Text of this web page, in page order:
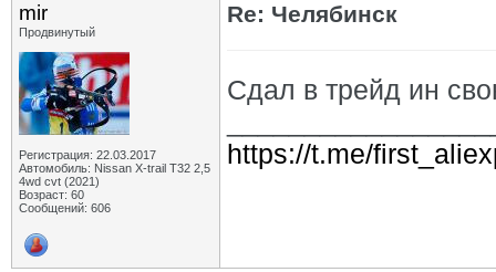
mir
Продвинутый
Регистрация: 22.03.2017
Автомобиль: Nissan X-trail Т32 2,5
4wd cvt (2021)
Возраст: 60
Сообщений: 606
Re: Челябинск
Сдал в трейд ин
https://t.me/